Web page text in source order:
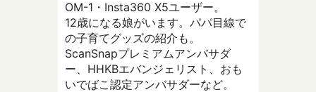
OM-1・Insta360 X5ユーザー。
12歳になる娘がいます。パパ目線で
の子育てグッズの紹介も。
ScanSnapプレミアムアンバサダ
ー、HHKBエバンジェリスト、おも
いでばこ認定アンバサダーなど。